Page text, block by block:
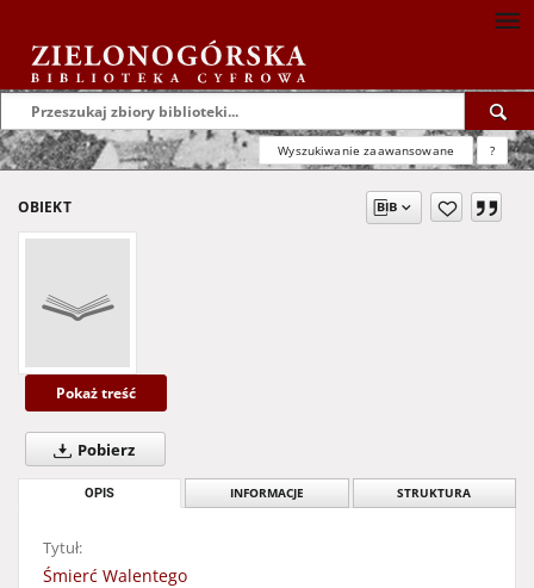
Wyszukiwanie zaawansowane ?
OBIEKT
Pokaż treść
Pobierz
OPIS INFORMACJE STRUKTURA
Tytuł:
Śmierć Walentego